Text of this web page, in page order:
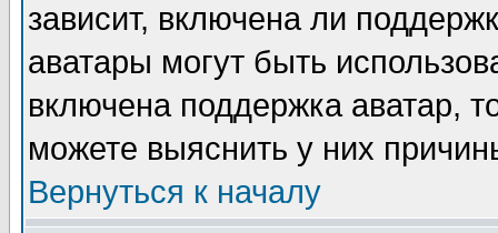
зависит, включена ли
аватары могут быть
включена поддержка аватар,
можете выяснить у них
Вернуться к началу